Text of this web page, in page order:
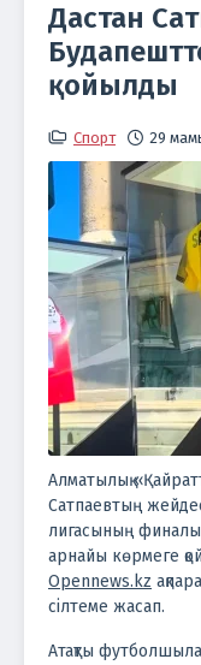
Дастан
қойылды
Спорт 29
Алматылық
Сатпаевтың
лигасының
арнайы көрмеге
Opennews.kz
сілтеме жасап.
Атақты